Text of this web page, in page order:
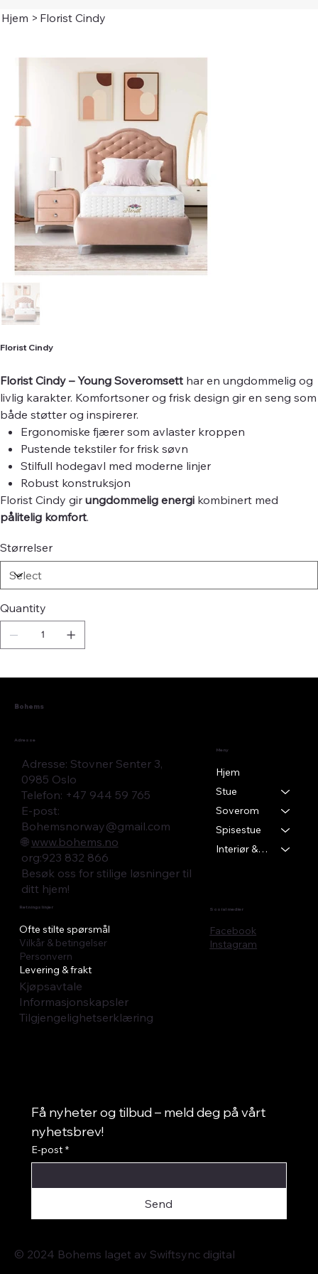
Hjem > Florist Cindy
Florist Cindy
Florist Cindy – Young Soveromsett har en ungdommelig og
livlig karakter. Komfortsoner og frisk design gir en seng som
både støtter og inspirerer.
Ergonomiske fjærer som avlaster kroppen
Pustende tekstiler for frisk søvn
Stilfull hodegavl med moderne linjer
Robust konstruksjon
Florist Cindy gir ungdommelig energi kombinert med
pålitelig komfort.
Størrelser
Quantity
Bohems
Adresse
Adresse: Stovner Senter 3,
0985 Oslo
Telefon: +47 944 59 765
E-post:
Bohemsnorway@gmail.com
🌐 www.bohems.no
​org:923 832 866
Besøk oss for stilige løsninger til
ditt hjem!
Meny
Hjem
Stue
Soverom
Spisestue
Interiør & Tekstil
Retningslinjer
Ofte stilte spørsmål
Vilkår & betingelser
Personvern
Levering & frakt
Kjøpsavtale
Informasjonskapsler
Tilgjengelighetserklæring
Sosial medier
Facebook
Instagram
Få nyheter og tilbud – meld deg på vårt
nyhetsbrev!
E-post *
Send
© 2024 Bohems laget av Swiftsync digital